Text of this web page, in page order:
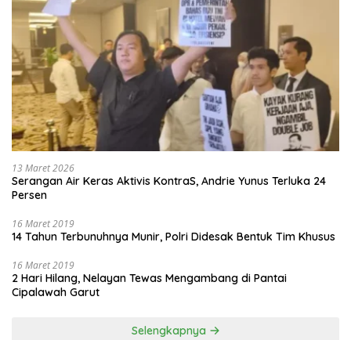
13 Maret 2026
Serangan Air Keras Aktivis KontraS, Andrie Yunus Terluka 24
Persen
16 Maret 2019
14 Tahun Terbunuhnya Munir, Polri Didesak Bentuk Tim Khusus
16 Maret 2019
2 Hari Hilang, Nelayan Tewas Mengambang di Pantai
Cipalawah Garut
Selengkapnya